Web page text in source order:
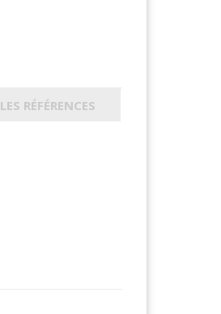
LES RÉFÉRENCES